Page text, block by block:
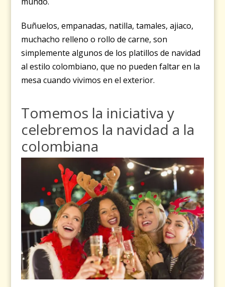
Buñuelos, empanadas, natilla, tamales, ajiaco,
muchacho relleno o rollo de carne, son
simplemente algunos de los platillos de navidad
al estilo colombiano, que no pueden faltar en la
mesa cuando vivimos en el exterior.
Tomemos la iniciativa y
celebremos la navidad a la
colombiana